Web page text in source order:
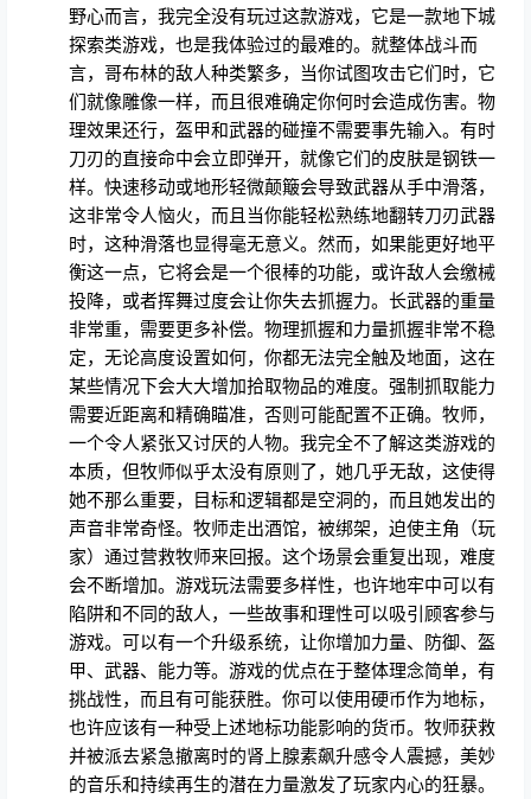
野心而言，我完全没有玩过这款游戏，它是一款地下城
探索类游戏，也是我体验过的最难的。就整体战斗而
言，哥布林的敌人种类繁多，当你试图攻击它们时，它
们就像雕像一样，而且很难确定你何时会造成伤害。物
理效果还行，盔甲和武器的碰撞不需要事先输入。有时
刀刃的直接命中会立即弹开，就像它们的皮肤是钢铁一
样。快速移动或地形轻微颠簸会导致武器从手中滑落，
这非常令人恼火，而且当你能轻松熟练地翻转刀刃武器
时，这种滑落也显得毫无意义。然而，如果能更好地平
衡这一点，它将会是一个很棒的功能，或许敌人会缴械
投降，或者挥舞过度会让你失去抓握力。长武器的重量
非常重，需要更多补偿。物理抓握和力量抓握非常不稳
定，无论高度设置如何，你都无法完全触及地面，这在
某些情况下会大大增加拾取物品的难度。强制抓取能力
需要近距离和精确瞄准，否则可能配置不正确。牧师，
一个令人紧张又讨厌的人物。我完全不了解这类游戏的
本质，但牧师似乎太没有原则了，她几乎无敌，这使得
她不那么重要，目标和逻辑都是空洞的，而且她发出的
声音非常奇怪。牧师走出酒馆，被绑架，迫使主角（玩
家）通过营救牧师来回报。这个场景会重复出现，难度
会不断增加。游戏玩法需要多样性，也许地牢中可以有
陷阱和不同的敌人，一些故事和理性可以吸引顾客参与
游戏。可以有一个升级系统，让你增加力量、防御、盔
甲、武器、能力等。游戏的优点在于整体理念简单，有
挑战性，而且有可能获胜。你可以使用硬币作为地标，
也许应该有一种受上述地标功能影响的货币。牧师获救
并被派去紧急撤离时的肾上腺素飙升感令人震撼，美妙
的音乐和持续再生的潜在力量激发了玩家内心的狂暴。